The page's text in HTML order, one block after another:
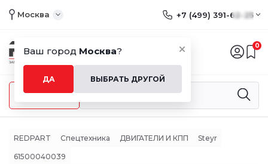
Ваш город Москва?
ДА ВЫБРАТЬ ДРУГОЙ
Москва +7 (499) 391-62-25
0
Меню
REDPART Спецтехника ДВИГАТЕЛИ И КПП Steyr
61500040039